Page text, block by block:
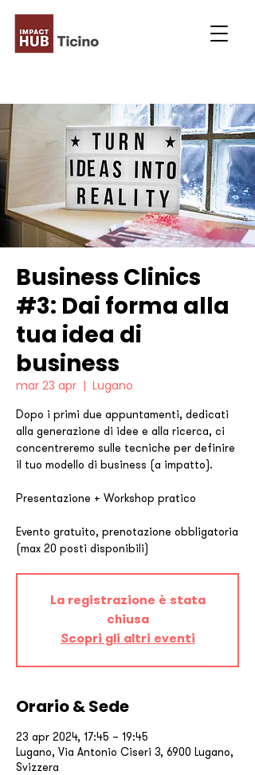
Business Clinics
#3: Dai forma alla
tua idea di
business
mar 23 apr
  |
Lugano
Dopo i primi due appuntamenti, dedicati
alla generazione di idee e alla ricerca, ci
concentreremo sulle tecniche per definire
il tuo modello di business (a impatto).
Presentazione + Workshop pratico
Evento gratuito, prenotazione obbligatoria
(max 20 posti disponibili)
La registrazione è stata
chiusa
Scopri gli altri eventi
Orario & Sede
23 apr 2024, 17:45 – 19:45
Lugano, Via Antonio Ciseri 3, 6900 Lugano,
Svizzera